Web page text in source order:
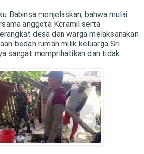
Babinsa menjelaskan, bahwa mulai
anggota Koramil serta
desa dan warga melaksanakan
bedah rumah milik keluarga Sri
sangat memprihatikan dan tidak